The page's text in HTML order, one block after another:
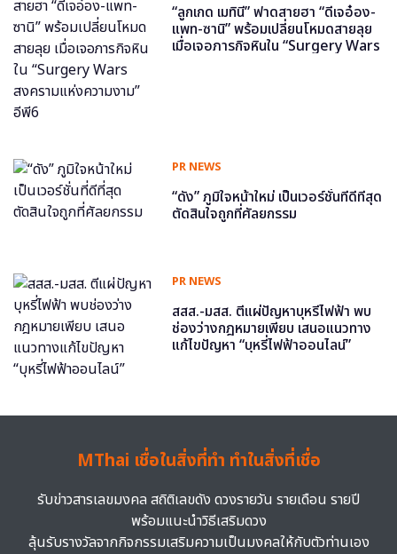
“ลูกเกด เมทินี” ฟาดสายฮา “ดีเจอ๋อง-
แพท-ซานิ” พร้อมเปลี่ยนโหมดสายลุย
เมื่อเจอภารกิจหินใน “Surgery Wars
PR NEWS
“ดัง” ภูมิใจหน้าใหม่ เป็นเวอร์ชั่นที่ดีที่สุด
ตัดสินใจถูกที่ศัลยกรรม
PR NEWS
สสส.-มสส. ตีแผ่ปัญหาบุหรี่ไฟฟ้า พบ
ช่องว่างกฎหมายเพียบ เสนอแนวทาง
แก้ไขปัญหา “บุหรี่ไฟฟ้าออนไลน์”
MThai เชื่อในสิ่งที่ทำ ทำในสิ่งที่เชื่อ
รับข่าวสารเลขมงคล สถิติเลขดัง ดวงรายวัน รายเดือน รายปี
พร้อมแนะนำวิธีเสริมดวง
ลุ้นรับรางวัลจากกิจกรรมเสริมความเป็นมงคลให้กับตัวท่านเอง